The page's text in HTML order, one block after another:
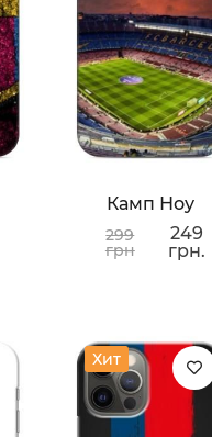
Камп Ноу
299
грн
249
грн.
Хит